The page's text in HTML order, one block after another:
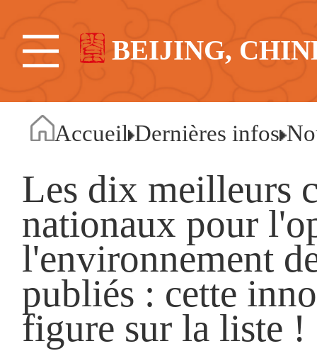
BEIJING,
Accueil Dernières infos
Les dix meilleurs
nationaux pour
l'environnement
publiés : cette
figure sur la liste !